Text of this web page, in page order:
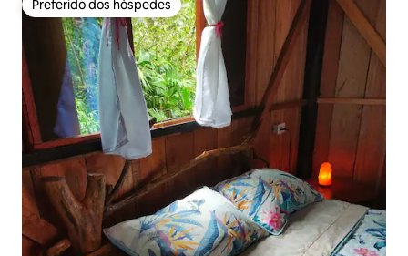
Preferido dos hóspedes
Preferido dos hóspedes